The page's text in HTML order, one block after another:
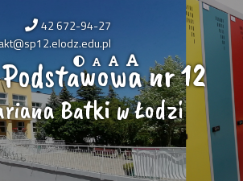
42 672-94-27
nr 12
Batki w Łodzi